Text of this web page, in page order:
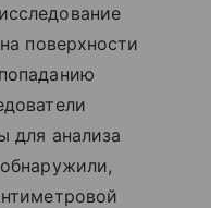
поверхности
для анализа